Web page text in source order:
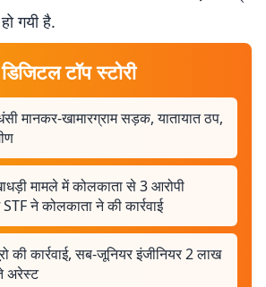
गयी है.
टॉप स्टोरी
मानकर-खामारग्राम सड़क, यातायात ठप,
मामले में कोलकाता से 3 आरोपी
ने कोलकाता ने की कार्रवाई
की कार्रवाई, सब-जूनियर इंजीनियर 2 लाख
अरेस्ट